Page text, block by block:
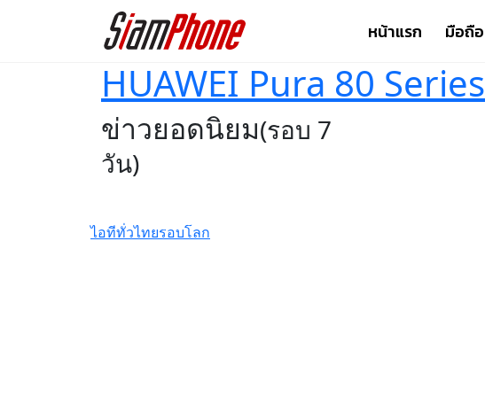
หน้าแรก มือถือ
HUAWEI Pura 80 Series
ข่าวยอดนิยม(รอบ 7
วัน)
ไอทีทั่วไทยรอบโลก